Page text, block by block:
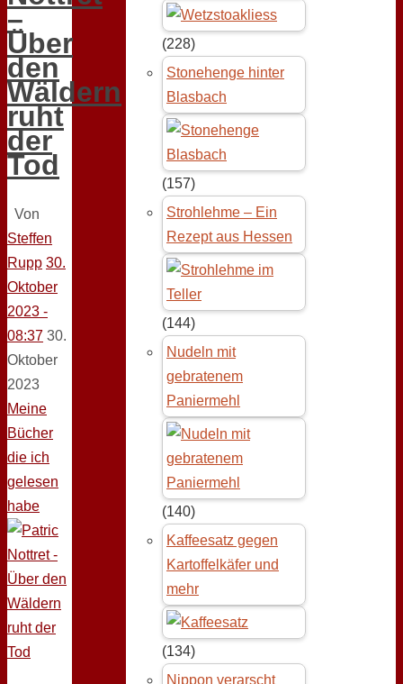
–
Über
den
Wäldern
ruht
der
Tod
Von
Steffen
Rupp 30.
Oktober
2023 -
08:37 30.
Oktober
2023
Meine
Bücher
die ich
gelesen
habe
(228)
Stonehenge hinter
Blasbach
(157)
Strohlehme – Ein
Rezept aus Hessen
(144)
Nudeln mit
gebratenem
Paniermehl
(140)
Kaffeesatz gegen
Kartoffelkäfer und
mehr
(134)
Nippon verarscht